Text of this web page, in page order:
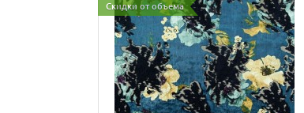
Скидки от объема